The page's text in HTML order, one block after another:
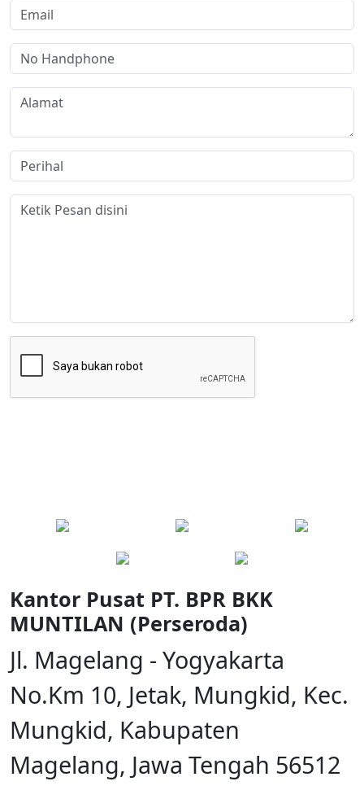
Kantor Pusat PT. BPR BKK
MUNTILAN (Perseroda)
Jl. Magelang - Yogyakarta
No.Km 10, Jetak, Mungkid, Kec.
Mungkid, Kabupaten
Magelang, Jawa Tengah 56512